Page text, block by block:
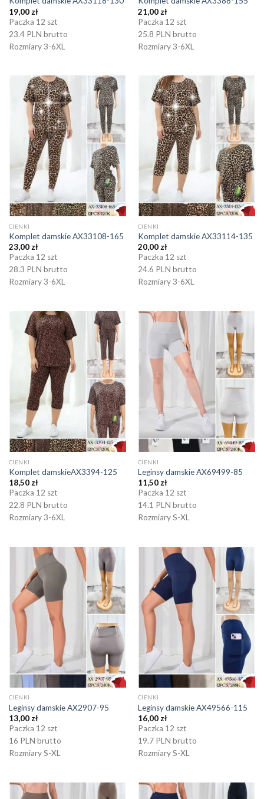
19,00 zł
Paczka 12 szt
23.4 PLN brutto
Rozmiary 3-6XL
21,00 zł
Paczka 12 szt
25.8 PLN brutto
Rozmiary 3-6XL
CIENKI
Komplet damskie AX33108-165
23,00zł
Paczka 12 szt
28.3 PLN brutto
Rozmiary 3-6XL
CIENKI
Komplet damskie AX33114-135
20,00zł
Paczka 12 szt
24.6 PLN brutto
Rozmiary 3-6XL
CIENKI
Komplet damskieAX3394-125
18,50zł
Paczka 12 szt
22.8 PLN brutto
Rozmiary 3-6XL
CIENKI
Leginsy damskie AX69499-85
11,50zł
Paczka 12 szt
14.1 PLN brutto
Rozmiary S-XL
CIENKI
Leginsy damskie AX2907-95
13,00 zł
Paczka 12 szt
16 PLN brutto
Rozmiary S-XL
CIENKI
Leginsy damskie AX49566-115
16,00 zł
Paczka 12 szt
19.7 PLN brutto
Rozmiary S-XL